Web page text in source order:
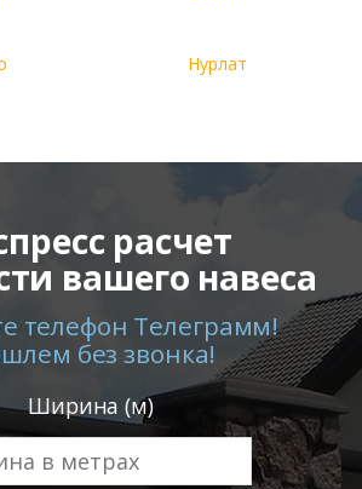
Нурлат
расчет
вашего навеса
телефон Телеграмм!
без звонка!
Ширина (м)